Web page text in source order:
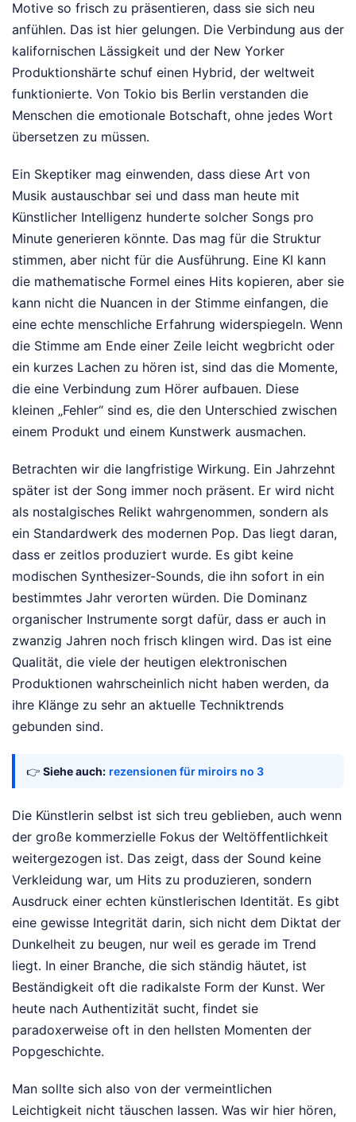
Motive so frisch zu präsentieren, dass sie sich neu
anfühlen. Das ist hier gelungen. Die Verbindung aus der
kalifornischen Lässigkeit und der New Yorker
Produktionshärte schuf einen Hybrid, der weltweit
funktionierte. Von Tokio bis Berlin verstanden die
Menschen die emotionale Botschaft, ohne jedes Wort
übersetzen zu müssen.
Ein Skeptiker mag einwenden, dass diese Art von
Musik austauschbar sei und dass man heute mit
Künstlicher Intelligenz hunderte solcher Songs pro
Minute generieren könnte. Das mag für die Struktur
stimmen, aber nicht für die Ausführung. Eine KI kann
die mathematische Formel eines Hits kopieren, aber sie
kann nicht die Nuancen in der Stimme einfangen, die
eine echte menschliche Erfahrung widerspiegeln. Wenn
die Stimme am Ende einer Zeile leicht wegbricht oder
ein kurzes Lachen zu hören ist, sind das die Momente,
die eine Verbindung zum Hörer aufbauen. Diese
kleinen „Fehler“ sind es, die den Unterschied zwischen
einem Produkt und einem Kunstwerk ausmachen.
Betrachten wir die langfristige Wirkung. Ein Jahrzehnt
später ist der Song immer noch präsent. Er wird nicht
als nostalgisches Relikt wahrgenommen, sondern als
ein Standardwerk des modernen Pop. Das liegt daran,
dass er zeitlos produziert wurde. Es gibt keine
modischen Synthesizer-Sounds, die ihn sofort in ein
bestimmtes Jahr verorten würden. Die Dominanz
organischer Instrumente sorgt dafür, dass er auch in
zwanzig Jahren noch frisch klingen wird. Das ist eine
Qualität, die viele der heutigen elektronischen
Produktionen wahrscheinlich nicht haben werden, da
ihre Klänge zu sehr an aktuelle Techniktrends
gebunden sind.
👉 Siehe auch: rezensionen für miroirs no 3
Die Künstlerin selbst ist sich treu geblieben, auch wenn
der große kommerzielle Fokus der Weltöffentlichkeit
weitergezogen ist. Das zeigt, dass der Sound keine
Verkleidung war, um Hits zu produzieren, sondern
Ausdruck einer echten künstlerischen Identität. Es gibt
eine gewisse Integrität darin, sich nicht dem Diktat der
Dunkelheit zu beugen, nur weil es gerade im Trend
liegt. In einer Branche, die sich ständig häutet, ist
Beständigkeit oft die radikalste Form der Kunst. Wer
heute nach Authentizität sucht, findet sie
paradoxerweise oft in den hellsten Momenten der
Popgeschichte.
Man sollte sich also von der vermeintlichen
Leichtigkeit nicht täuschen lassen. Was wir hier hören,